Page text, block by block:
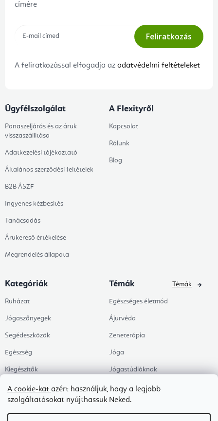
A cookie-kat azért használjuk, hogy a legjobb
szolgáltatásokat nyújthassuk Neked.
címére
Feliratkozás
A feliratkozással elfogadja az adatvédelmi feltételeket
Ügyfélszolgálat
Panaszeljárás és az áruk
visszaszállítása
Adatkezelési tájékoztató
Általános szerződési feltételek
B2B ÁSZF
Ingyenes kézbesítés
Tanácsadás
Árukereső értékelése
Megrendelés állapota
A Flexityről
Kapcsolat
Rólunk
Blog
Kategóriák
Ruházat
Jógaszőnyegek
Segédeszközök
Egészség
Kiegészítők
Árengedmények
Témák
Témák
Egészséges életmód
Ájurvéda
Zeneterápia
Jóga
Jógastúdióknak
Pilates
Munkahely és Home Office
Témák